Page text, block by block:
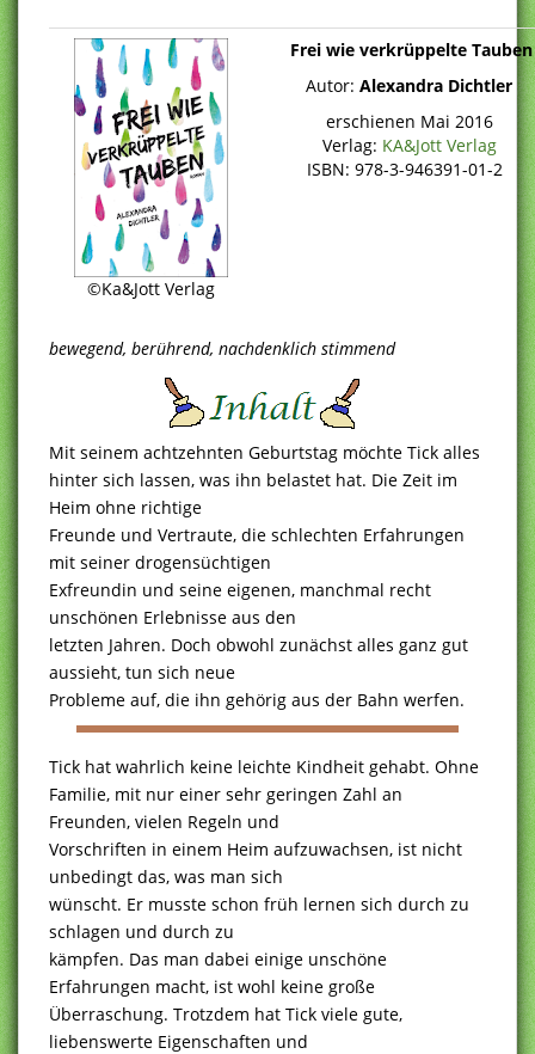
©Ka&Jott Verlag
Frei wie verkrüppelte Tauben
Autor: Alexandra Dichtler
erschienen Mai 2016
Verlag: KA&Jott Verlag
ISBN: 978-3-946391-01-2
bewegend, berührend, nachdenklich stimmend
Mit seinem achtzehnten Geburtstag möchte Tick alles
hinter sich lassen, was ihn belastet hat. Die Zeit im
Heim ohne richtige
Freunde und Vertraute, die schlechten Erfahrungen
mit seiner drogensüchtigen
Exfreundin und seine eigenen, manchmal recht
unschönen Erlebnisse aus den
letzten Jahren. Doch obwohl zunächst alles ganz gut
aussieht, tun sich neue
Probleme auf, die ihn gehörig aus der Bahn werfen.
Tick hat wahrlich keine leichte Kindheit gehabt. Ohne
Familie, mit nur einer sehr geringen Zahl an
Freunden, vielen Regeln und
Vorschriften in einem Heim aufzuwachsen, ist nicht
unbedingt das, was man sich
wünscht. Er musste schon früh lernen sich durch zu
schlagen und durch zu
kämpfen. Das man dabei einige unschöne
Erfahrungen macht, ist wohl keine große
Überraschung. Trotzdem hat Tick viele gute,
liebenswerte Eigenschaften und